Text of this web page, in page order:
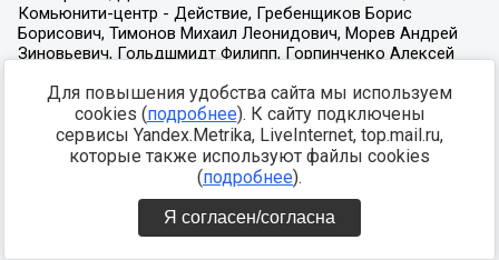
Для повышения удобства сайта мы используем
cookies (подробнее). К сайту подключены
сервисы Yandex.Metrika, LiveInternet, top.mail.ru,
которые также используют файлы cookies
(подробнее).
Я согласен/согласна